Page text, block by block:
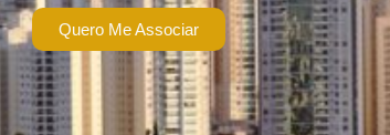
Quero Me Associar